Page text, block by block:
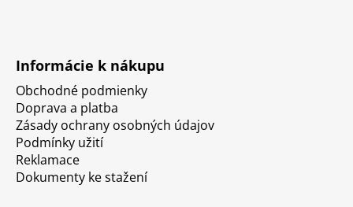
Informácie k nákupu
Obchodné podmienky
Doprava a platba
Zásady ochrany osobných údajov
Podmínky užití
Reklamace
Dokumenty ke stažení